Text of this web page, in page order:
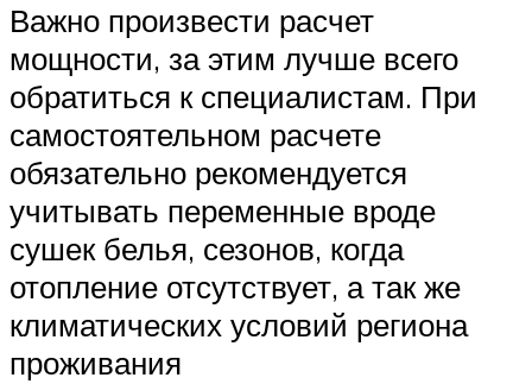
Важно произвести расчет
мощности, за этим лучше всего
обратиться к специалистам. При
самостоятельном расчете
обязательно рекомендуется
учитывать переменные вроде
сушек белья, сезонов, когда
отопление отсутствует, а так же
климатических условий региона
проживания